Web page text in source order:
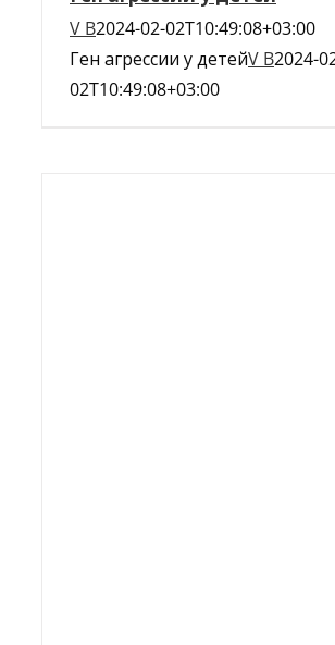
V B2024-02-02T10:49:08+03:00
Ген агрессии у детейV B2024-
02T10:49:08+03:00